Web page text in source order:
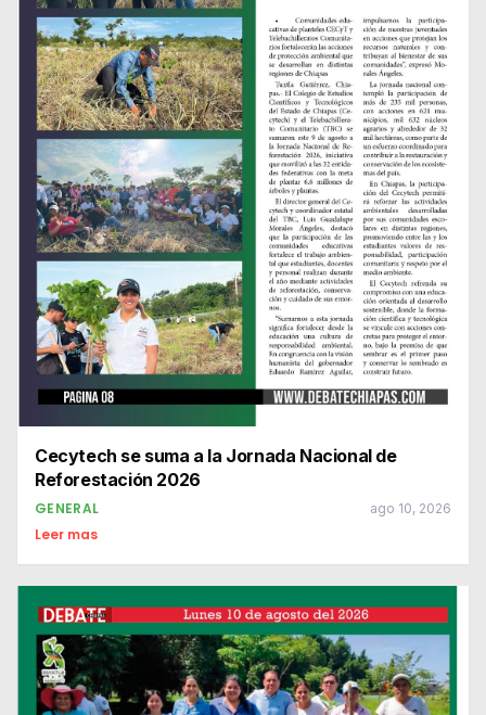
Cecytech se suma a la Jornada Nacional de
Reforestación 2026
GENERAL ago 10, 2026
Leer mas